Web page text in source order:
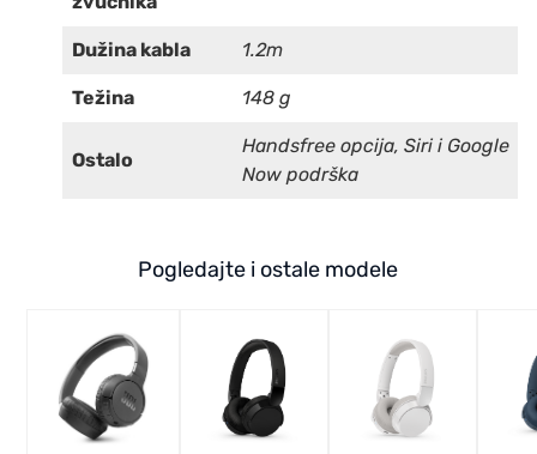
Dužina kabla 1.2m
Težina 148 g
Ostalo
Handsfree opcija, Siri i Google
Now podrška
Pogledajte i ostale modele